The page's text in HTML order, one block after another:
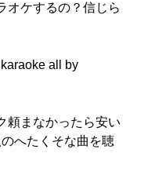
オケするの？信じら
all by
頼まなかったら安い
へたくそな曲を聴